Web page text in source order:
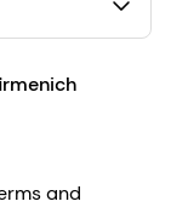
and